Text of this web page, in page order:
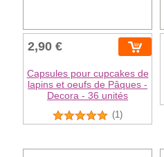
2,90 €
Capsules pour cupcakes de
lapins et oeufs de Pâques -
Decora - 36 unités
(1)